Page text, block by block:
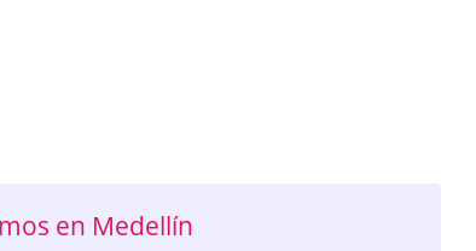
en Medellín